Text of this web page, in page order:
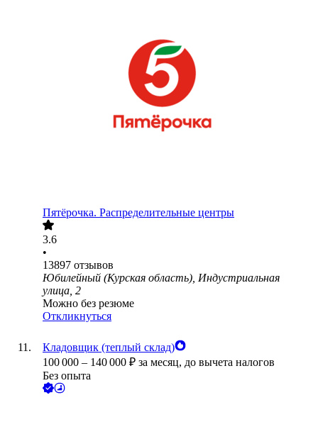
Пятёрочка. Распределительные центры
3.6
•
13897 отзывов
Юбилейный (Курская область), Индустриальная
улица, 2
Можно без резюме
Откликнуться
Кладовщик (теплый склад)
100 000 – 140 000 ₽ за месяц, до вычета налогов
Без опыта